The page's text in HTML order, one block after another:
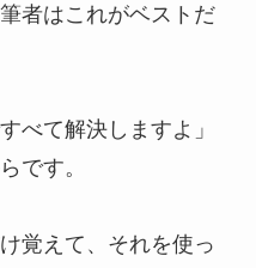
者はこれがベストだ
べて解決しますよ」
です。
覚えて、それを使っ